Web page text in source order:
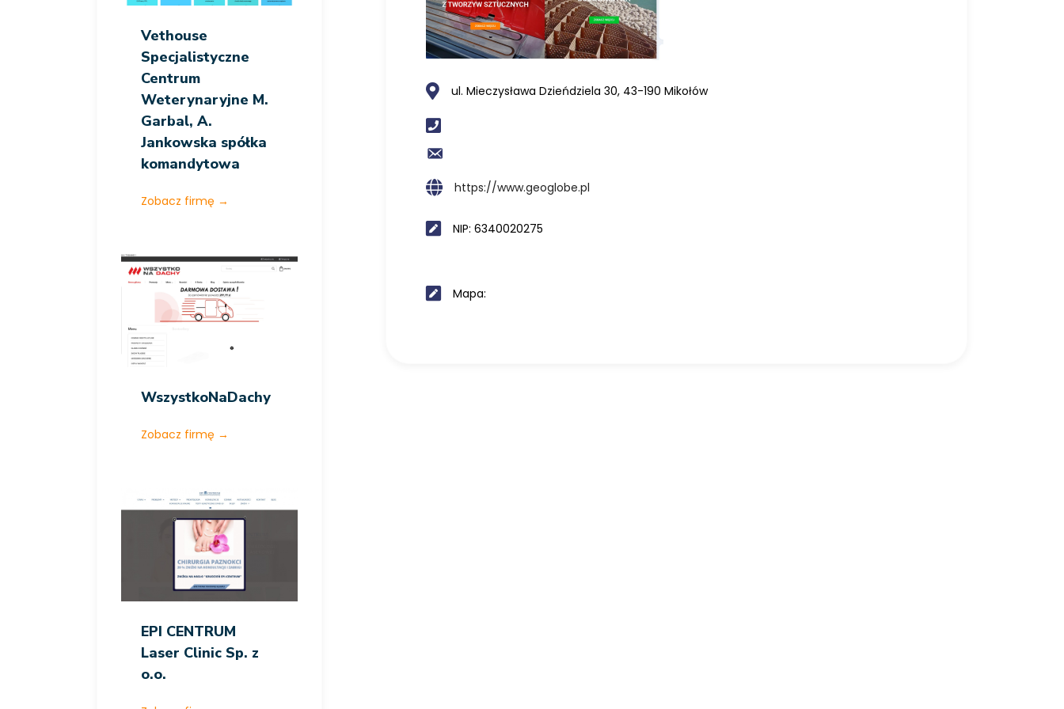
Vethouse
Specjalistyczne
Centrum
Weterynaryjne M.
Garbal, A.
Jankowska spółka
komandytowa
Zobacz firmę →
WszystkoNaDachy
Zobacz firmę →
EPI CENTRUM
Laser Clinic Sp. z
o.o.
ul. Mieczysława Dzieńdziela 30, 43-190 Mikołów
https://www.geoglobe.pl
NIP: 6340020275
Mapa: